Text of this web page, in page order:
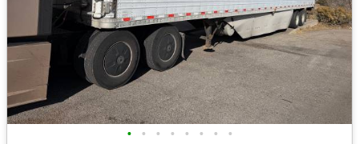
• • • • • • • •